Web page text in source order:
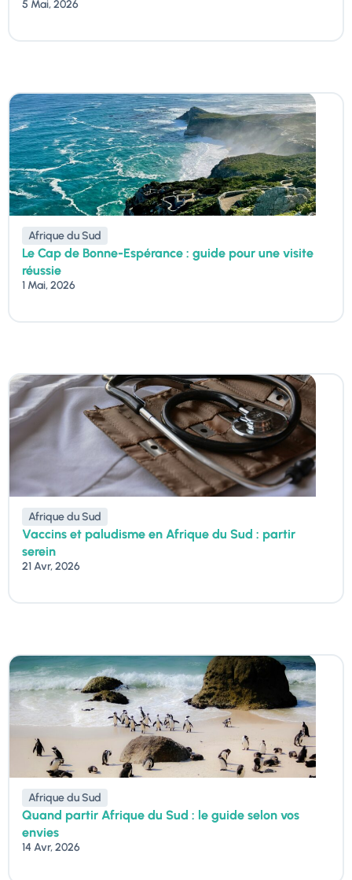
5 Mai, 2026
Afrique du Sud
Le Cap de Bonne-Espérance : guide pour une visite
réussie
1 Mai, 2026
Afrique du Sud
Vaccins et paludisme en Afrique du Sud : partir
serein
21 Avr, 2026
Afrique du Sud
Quand partir Afrique du Sud : le guide selon vos
envies
14 Avr, 2026